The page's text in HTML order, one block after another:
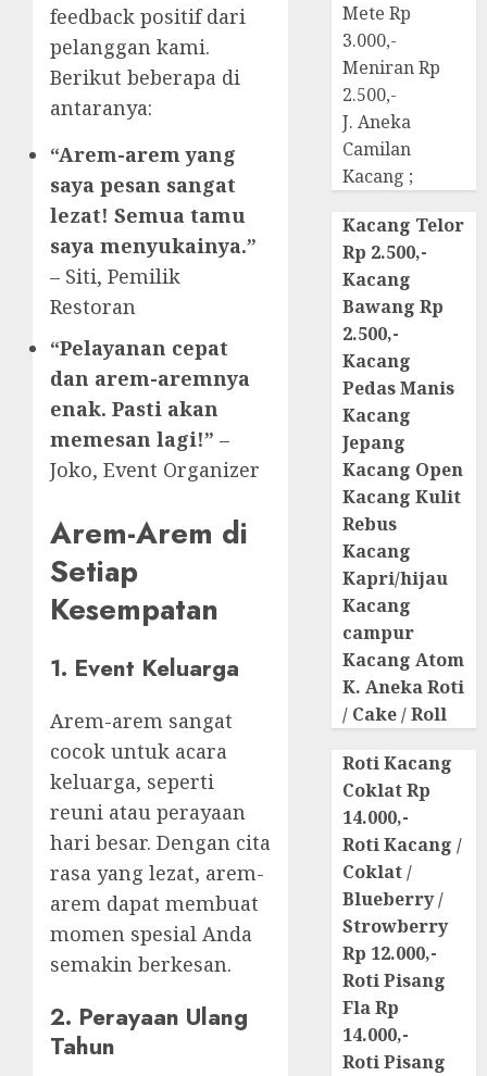
feedback positif dari
pelanggan kami.
Berikut beberapa di
antaranya:
“Arem-arem yang
saya pesan sangat
lezat! Semua tamu
saya menyukainya.”
– Siti, Pemilik
Restoran
“Pelayanan cepat
dan arem-aremnya
enak. Pasti akan
memesan lagi!” –
Joko, Event Organizer
Arem-Arem di
Setiap
Kesempatan
1. Event Keluarga
Arem-arem sangat
cocok untuk acara
keluarga, seperti
reuni atau perayaan
hari besar. Dengan cita
rasa yang lezat, arem-
arem dapat membuat
momen spesial Anda
semakin berkesan.
2. Perayaan Ulang
Tahun
Mete Rp
3.000,-
Meniran Rp
2.500,-
J. Aneka
Camilan
Kacang ;
Kacang Telor
Rp 2.500,-
Kacang
Bawang Rp
2.500,-
Kacang
Pedas Manis
Kacang
Jepang
Kacang Open
Kacang Kulit
Rebus
Kacang
Kapri/hijau
Kacang
campur
Kacang Atom
K. Aneka Roti
/ Cake / Roll
Roti Kacang
Coklat Rp
14.000,-
Roti Kacang /
Coklat /
Blueberry /
Strowberry
Rp 12.000,-
Roti Pisang
Fla Rp
14.000,-
Roti Pisang